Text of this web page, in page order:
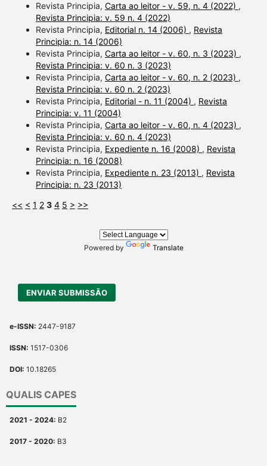
Revista Principia, Carta ao leitor - v. 59, n. 4 (2022) ,
Revista Principia: v. 59 n. 4 (2022)
Revista Principia, Editorial n. 14 (2006) , Revista
Principia: n. 14 (2006)
Revista Principia, Carta ao leitor - v. 60, n. 3 (2023) ,
Revista Principia: v. 60 n. 3 (2023)
Revista Principia, Carta ao leitor - v. 60, n. 2 (2023) ,
Revista Principia: v. 60 n. 2 (2023)
Revista Principia, Editorial - n. 11 (2004) , Revista
Principia: v. 11 (2004)
Revista Principia, Carta ao leitor - v. 60, n. 4 (2023) ,
Revista Principia: v. 60 n. 4 (2023)
Revista Principia, Expediente n. 16 (2008) , Revista
Principia: n. 16 (2008)
Revista Principia, Expediente n. 23 (2013) , Revista
Principia: n. 23 (2013)
<< < 1 2 3 4 5 > >>
Powered by Translate
ENVIAR SUBMISSÃO
e-ISSN: 2447-9187
ISSN: 1517-0306
DOI: 10.18265
QUALIS CAPES
2021 - 2024: B2
2017 - 2020: B3